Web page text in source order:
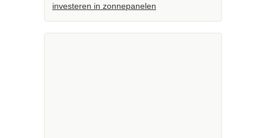
investeren in zonnepanelen